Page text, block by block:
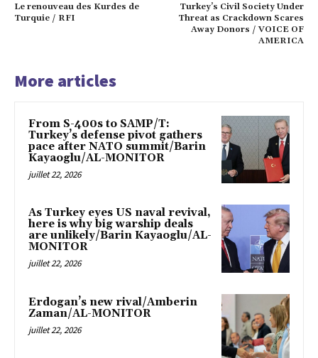
Le renouveau des Kurdes de
Turquie / RFI
Turkey’s Civil Society Under
Threat as Crackdown Scares
Away Donors / VOICE OF
AMERICA
More articles
From S-400s to SAMP/T:
Turkey’s defense pivot gathers
pace after NATO summit/Barin
Kayaoglu/AL-MONITOR
juillet 22, 2026
As Turkey eyes US naval revival,
here is why big warship deals
are unlikely/Barin Kayaoglu/AL-
MONITOR
juillet 22, 2026
Erdogan’s new rival/Amberin
Zaman/AL-MONITOR
juillet 22, 2026